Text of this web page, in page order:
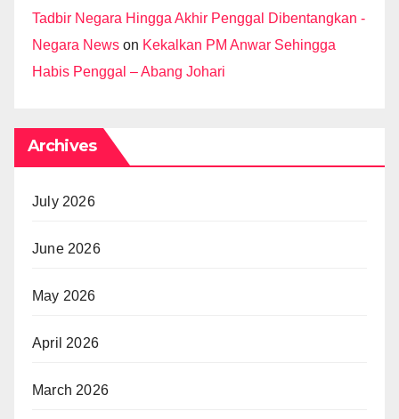
Tadbir Negara Hingga Akhir Penggal Dibentangkan -
Negara News on Kekalkan PM Anwar Sehingga
Habis Penggal – Abang Johari
Archives
July 2026
June 2026
May 2026
April 2026
March 2026